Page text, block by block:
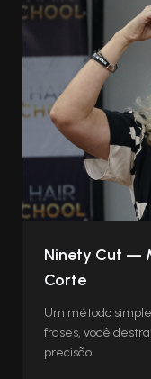
Ninety Cut —
Corte
Um método
frases, você
precisão.